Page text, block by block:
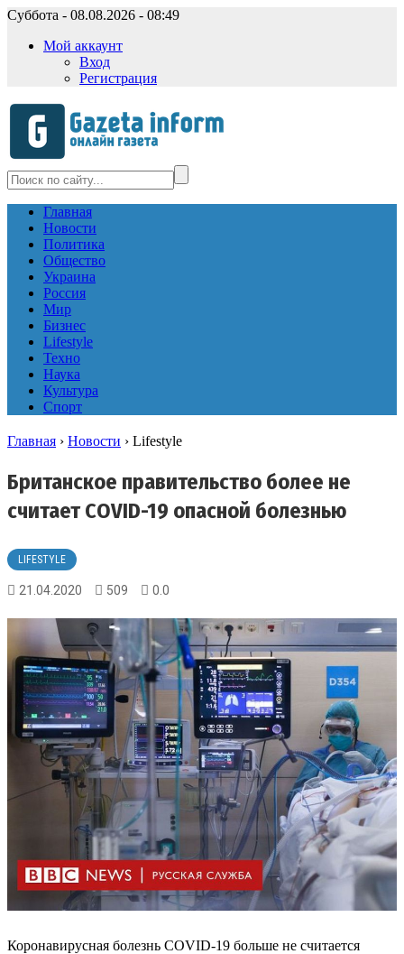
Суббота - 08.08.2026 - 08:49
Мой аккаунт
Вход
Регистрация
Главная
Новости
Политика
Общество
Украина
Россия
Мир
Бизнес
Lifestyle
Техно
Наука
Культура
Спорт
Главная › Новости › Lifestyle
Британское правительство более не
считает COVID-19 опасной болезнью
LIFESTYLE
21.04.2020 509 0.0
Коронавирусная болезнь COVID-19 больше не считается